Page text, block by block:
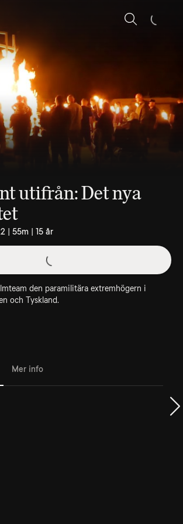
Sök
utifrån: Det nya
| 55m | 15 år
den paramilitära extremhögern i
och Tyskland.
Mer info